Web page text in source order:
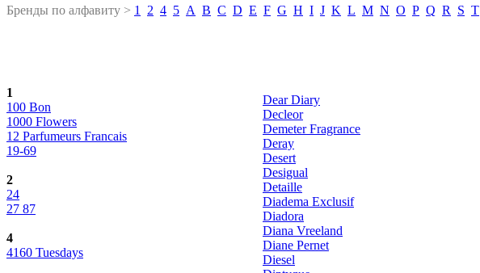
Бренды по алфавиту > 1 2 4 5 A B C D E F G H I J K L M N O P Q R S T
1
100 Bon
1000 Flowers
12 Parfumeurs Francais
19-69
2
24
27 87
4
4160 Tuesdays
Dear Diary
Decleor
Demeter Fragrance
Deray
Desert
Desigual
Detaille
Diadema Exclusif
Diadora
Diana Vreeland
Diane Pernet
Diesel